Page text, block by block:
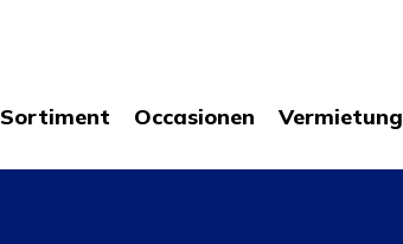
Sortiment Occasionen Vermietung